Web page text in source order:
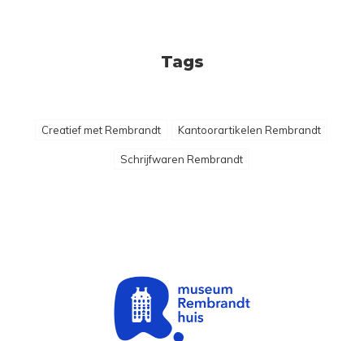
Tags
Creatief met Rembrandt Kantoorartikelen Rembrandt
Schrijfwaren Rembrandt